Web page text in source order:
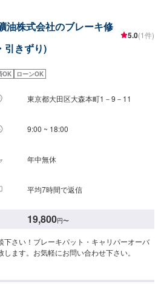
油株式会社のブレーキ修
引きずり)
5.0(1件)
OK ローンOK
東京都大田区大森本町1－9－11
9:00 ~ 18:00
年中無休
平均7時間で返信
19,800円〜
下さい！ブレーキパット・キャリパーオーバ
ます。お気軽にお問い合わせ下さい。